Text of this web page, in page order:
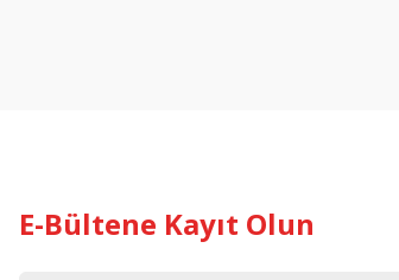
E-Bültene Kayıt Olun